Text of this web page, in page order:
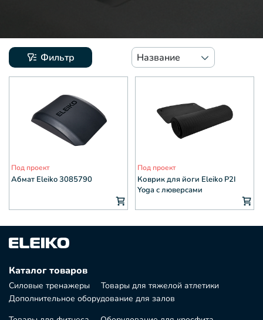
Фильтр Название
Под проект
Абмат Eleiko 3085790
Под проект
Коврик для йоги Eleiko P2I
Yoga с люверсами
Каталог товаров
Силовые тренажеры
Товары для тяжелой атлетики
Дополнительное оборудование для залов